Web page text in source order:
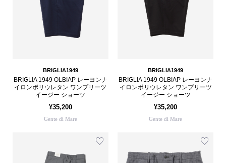
BRIGLIA1949
BRIGLIA 1949 OLBIAP レーヨンナ
イロンポリウレタン ワンプリーツ
イージー ショーツ
¥35,200
Gente di Mare
BRIGLIA1949
BRIGLIA 1949 OLBIAP レーヨンナ
イロンポリウレタン ワンプリーツ
イージー ショーツ
¥35,200
Gente di Mare